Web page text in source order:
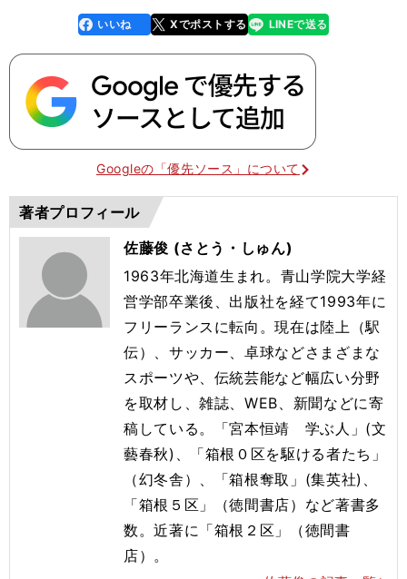
faceboo
k
いいね Xでポストする
line LINEで送る
Googleの「優先ソース」について
著者プロフィール
佐藤俊 (さとう・しゅん)
1963年北海道生まれ。青山学院大学経
営学部卒業後、出版社を経て1993年に
フリーランスに転向。現在は陸上（駅
伝）、サッカー、卓球などさまざまな
スポーツや、伝統芸能など幅広い分野
を取材し、雑誌、WEB、新聞などに寄
稿している。「宮本恒靖 学ぶ人」(文
藝春秋)、「箱根０区を駆ける者たち」
（幻冬舎）、「箱根奪取」(集英社)、
「箱根５区」（徳間書店）など著書多
数。近著に「箱根２区」（徳間書
店）。